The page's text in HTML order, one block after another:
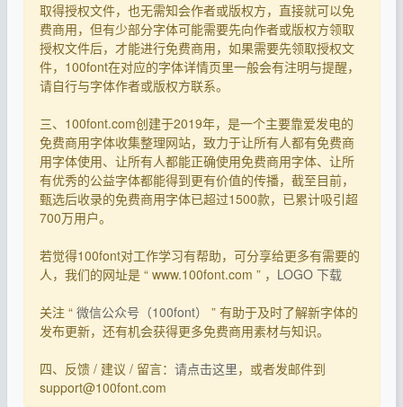
取得授权文件，也无需知会作者或版权方，直接就可以免
费商用，但有少部分字体可能需要先向作者或版权方领取
授权文件后，才能进行免费商用，如果需要先领取授权文
件，100font在对应的字体详情页里一般会有注明与提醒，
请自行与字体作者或版权方联系。
三、100font.com创建于2019年，是一个主要靠爱发电的
免费商用字体收集整理网站，致力于让所有人都有免费商
用字体使用、让所有人都能正确使用免费商用字体、让所
有优秀的公益字体都能得到更有价值的传播，截至目前，
甄选后收录的免费商用字体已超过1500款，已累计吸引超
700万用户。
若觉得100font对工作学习有帮助，可分享给更多有需要的
人，我们的网址是 “ www.100font.com ” ， LOGO 下载
关注 “ 微信公众号（100font）
” 有助于及时了解新字体的
发布更新，还有机会获得更多免费商用素材与知识。
四、反馈 / 建议 / 留言： 请点击这里，或者发邮件到
support@100font.com